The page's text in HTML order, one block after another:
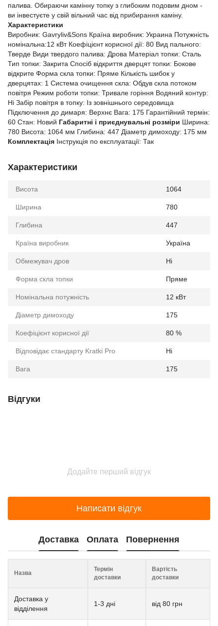
палива. Обираючи камінну топку з глибоким подовим дном -
ви інвестуєте у свій вільний час від прибирання каміну.
Характеристики
Виробник: Gavryliv&Sons Країна виробник: Украина Потужність
номінальна:12 кВт Коефіцієнт корисної дії: 80 Вид пального:
Тверде Види твердого палива: Дрова Матеріал топки: Сталь
Тип топки: Закрита Спосіб відкриття дверцят топки: Бокове
відкрите Форма скла топки: Пряме Кількість шибок у
дверцятах: 1 Система очищення скла: Обдув скла потоком
повітря Режим роботи топки: Тривале горіння Водяний контур:
Ні Забір повітря в топку: Із зовнішнього середовища
Підключення до димаря: Верхнє Вага: 175 Гарантійний термін:
60 Стан: Новий Габаритні і приєднувальні розміри Ширина:
780 Висота: 1064 мм Глибина: 447 Діаметр димоходу: 175 мм
Комплектація Інструкція по експлуатації: Так
Характеристики
Висота 1064
Ширина 780
Глибина 447
Країна виробник Україна
Обмежувач дров Ні
Форма скла топки Пряме
Номінальна потужність 12 кВт
Діаметр димоходу 175
Коефіцієнт корисної дії 80 %
Відповідає стандарту Kratki Pro Ні
Вага 175
Відгуки
Додайте перший відгук
Написати відгук
Доставка Оплата Повернення
Назва
Термін
доставки
Вартість
доставки
Доставка у
відділення
1-3 дні від 80 грн